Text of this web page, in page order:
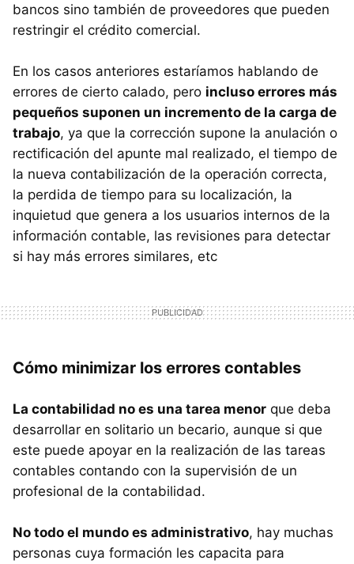
bancos sino también de proveedores que pueden
restringir el crédito comercial.
En los casos anteriores estaríamos hablando de
errores de cierto calado, pero incluso errores más
pequeños suponen un incremento de la carga de
trabajo, ya que la corrección supone la anulación o
rectificación del apunte mal realizado, el tiempo de
la nueva contabilización de la operación correcta,
la perdida de tiempo para su localización, la
inquietud que genera a los usuarios internos de la
información contable, las revisiones para detectar
si hay más errores similares, etc
Cómo minimizar los errores contables
La contabilidad no es una tarea menor que deba
desarrollar en solitario un becario, aunque si que
este puede apoyar en la realización de las tareas
contables contando con la supervisión de un
profesional de la contabilidad.
No todo el mundo es administrativo, hay muchas
personas cuya formación les capacita para